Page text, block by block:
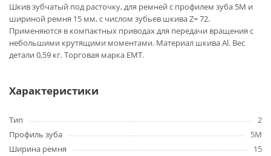
Шкив зубчатый под расточку, для ремней с профилем зуба 5M и
шириной ремня 15 мм, с числом зубьев шкива Z= 72.
Применяются в компактных приводах для передачи вращения с
небольшими крутящими моментами. Материал шкива Al. Вес
детали 0,59 кг. Торговая марка EMT.
Характеристики
Тип
2
Профиль зуба
5M
Ширина ремня
15